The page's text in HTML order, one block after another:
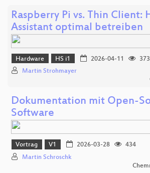
Raspberry Pi vs. Thin Client:
Assistant optimal betreiben
Hardware HS i1 2026-04-11
373
Martin Strohmayer
Dokumentation mit Open-
Software
Vortrag V1 2026-03-28
434
Martin Schroschk